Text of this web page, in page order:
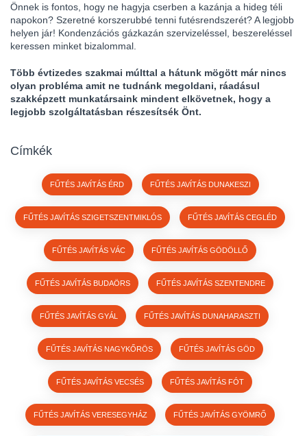
Önnek is fontos, hogy ne hagyja cserben a kazánja a hideg téli
napokon? Szeretné korszerubbé tenni futésrendszerét? A legjobb
helyen jár! Kondenzációs gázkazán szervizeléssel, beszereléssel
keressen minket bizalommal.
Több évtizedes szakmai múlttal a hátunk mögött már nincs
olyan probléma amit ne tudnánk megoldani, ráadásul
szakképzett munkatársaink mindent elkövetnek, hogy a
legjobb szolgáltatásban részesítsék Önt.
Címkék
FŰTÉS JAVÍTÁS ÉRD FŰTÉS JAVÍTÁS DUNAKESZI
FŰTÉS JAVÍTÁS SZIGETSZENTMIKLÓS FŰTÉS JAVÍTÁS CEGLÉD
FŰTÉS JAVÍTÁS VÁC FŰTÉS JAVÍTÁS GÖDÖLLŐ
FŰTÉS JAVÍTÁS BUDAÖRS FŰTÉS JAVÍTÁS SZENTENDRE
FŰTÉS JAVÍTÁS GYÁL FŰTÉS JAVÍTÁS DUNAHARASZTI
FŰTÉS JAVÍTÁS NAGYKŐRÖS FŰTÉS JAVÍTÁS GÖD
FŰTÉS JAVÍTÁS VECSÉS FŰTÉS JAVÍTÁS FÓT
FŰTÉS JAVÍTÁS VERESEGYHÁZ FŰTÉS JAVÍTÁS GYÖMRŐ